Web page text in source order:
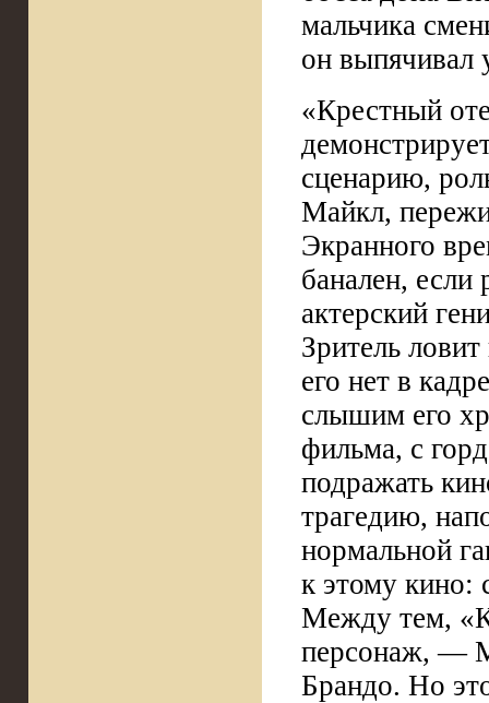
мальчика
он выпячивал
«Крестный
сценарию,
Майкл,
Экранного
банален,
актерский
Зритель
его нет в
слышим его
фильма, с
подражать
трагедию,
нормальной
к этому кино:
Между тем,
персонаж, —
Брандо. Но